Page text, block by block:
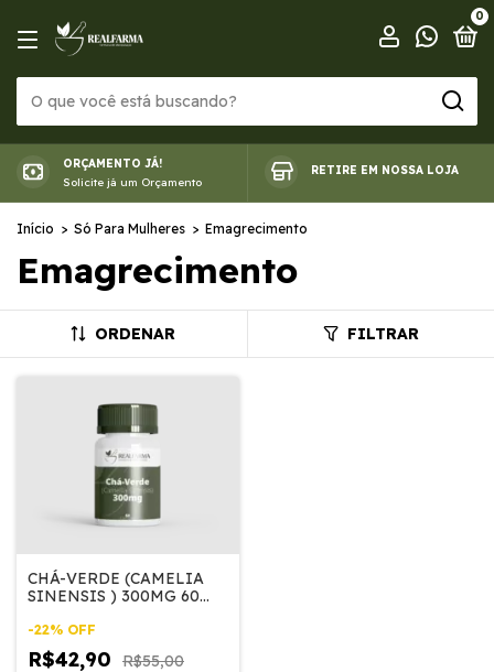
0
ORÇAMENTO JÁ!
Solicite já um Orçamento
RETIRE EM NOSSA LOJA
Início > Só Para Mulheres > Emagrecimento
Emagrecimento
ORDENAR FILTRAR
CHÁ-VERDE (CAMELIA
SINENSIS ) 300MG 60
-22% OFF
R$42,90
R$55,00